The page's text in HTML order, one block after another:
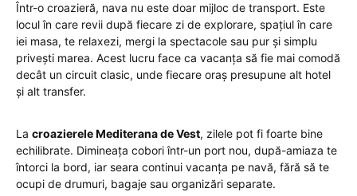
Într-o croazieră, nava nu este doar mijloc de transport. Este
locul în care revii după fiecare zi de explorare, spațiul în care
iei masa, te relaxezi, mergi la spectacole sau pur și simplu
privești marea. Acest lucru face ca vacanța să fie mai comodă
decât un circuit clasic, unde fiecare oraș presupune alt hotel
și alt transfer.
La croazierele Mediterana de Vest, zilele pot fi foarte bine
echilibrate. Dimineața cobori într-un port nou, după-amiaza te
întorci la bord, iar seara continui vacanța pe navă, fără să te
ocupi de drumuri, bagaje sau organizări separate.